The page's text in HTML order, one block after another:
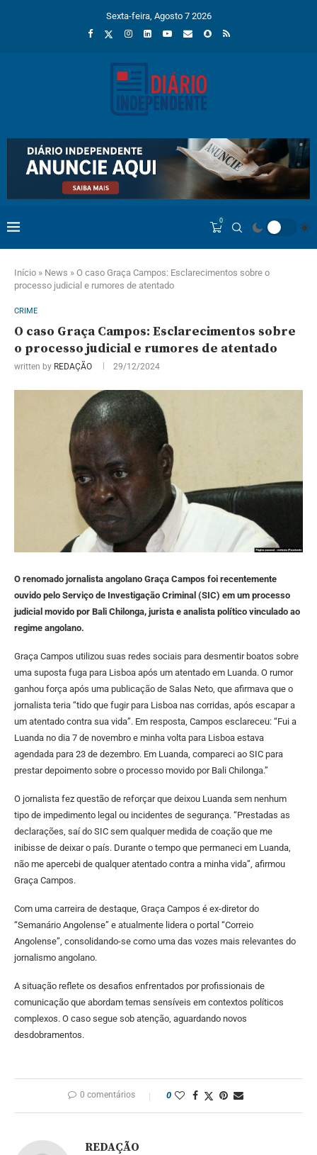
Sexta-feira, Agosto 7 2026
0
Início » News » O caso Graça Campos: Esclarecimentos sobre o
processo judicial e rumores de atentado
CRIME
O caso Graça Campos: Esclarecimentos sobre
o processo judicial e rumores de atentado
written by REDAÇÃO 29/12/2024
O renomado jornalista angolano Graça Campos foi recentemente
ouvido pelo Serviço de Investigação Criminal (SIC) em um processo
judicial movido por Bali Chilonga, jurista e analista político vinculado ao
regime angolano.
Graça Campos utilizou suas redes sociais para desmentir boatos sobre
uma suposta fuga para Lisboa após um atentado em Luanda. O rumor
ganhou força após uma publicação de Salas Neto, que afirmava que o
jornalista teria “tido que fugir para Lisboa nas corridas, após escapar a
um atentado contra sua vida”. Em resposta, Campos esclareceu: “Fui a
Luanda no dia 7 de novembro e minha volta para Lisboa estava
agendada para 23 de dezembro. Em Luanda, compareci ao SIC para
prestar depoimento sobre o processo movido por Bali Chilonga.”
O jornalista fez questão de reforçar que deixou Luanda sem nenhum
tipo de impedimento legal ou incidentes de segurança. “Prestadas as
declarações, saí do SIC sem qualquer medida de coação que me
inibisse de deixar o país. Durante o tempo que permaneci em Luanda,
não me apercebi de qualquer atentado contra a minha vida”, afirmou
Graça Campos.
Com uma carreira de destaque, Graça Campos é ex-diretor do
“Semanário Angolense” e atualmente lidera o portal “Correio
Angolense”, consolidando-se como uma das vozes mais relevantes do
jornalismo angolano.
A situação reflete os desafios enfrentados por profissionais de
comunicação que abordam temas sensíveis em contextos políticos
complexos. O caso segue sob atenção, aguardando novos
desdobramentos.
0 comentários 0
REDAÇÃO